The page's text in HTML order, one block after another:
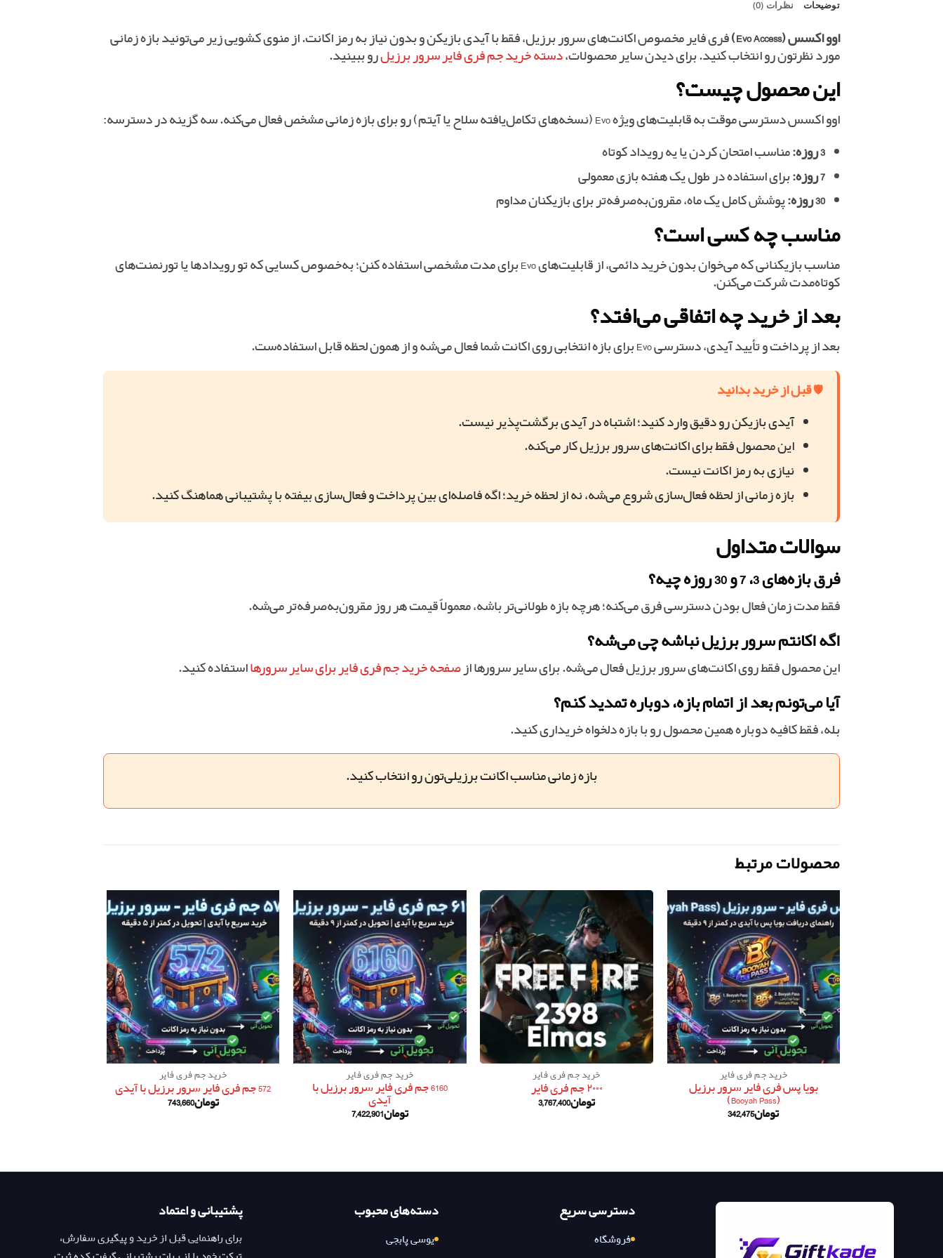
توضیحات نظرات (0)
اوو اکسس (Evo Access)
فری فایر مخصوص اکانت‌های سرور برزیل، فقط با آیدی بازیکن و بدون نیاز به رمز اکانت. از منوی کشویی زیر می‌تونید بازه زمانی
مورد نظرتون رو انتخاب کنید. برای دیدن سایر محصولات،دسته خرید جم فری فایر سرور برزیلرو ببینید.
این محصول چیست؟
اوو اکسس دسترسی موقت به قابلیت‌های ویژه Evo (نسخه‌های تکامل‌یافته سلاح یا آیتم) رو برای بازه زمانی مشخص فعال می‌کنه. سه گزینه در دسترسه:
3 روزه:
مناسب امتحان کردن یا یه رویداد کوتاه
7 روزه:
برای استفاده در طول یک هفته بازی معمولی
30 روزه:
پوشش کامل یک ماه، مقرون‌به‌صرفه‌تر برای بازیکنان مداوم
مناسب چه کسی است؟
مناسب بازیکنانی که می‌خوان بدون خرید دائمی، از قابلیت‌های Evo برای مدت مشخصی استفاده کنن؛ به‌خصوص کسایی که تو رویدادها یا تورنمنت‌های
کوتاه‌مدت شرکت می‌کنن.
بعد از خرید چه اتفاقی می‌افتد؟
بعد از پرداخت و تأیید آیدی، دسترسی Evo برای بازه انتخابی روی اکانت شما فعال می‌شه و از همون لحظه قابل استفاده‌ست.
🛡 قبل از خرید بدانید
آیدی بازیکن رو دقیق وارد کنید؛ اشتباه در آیدی برگشت‌پذیر نیست.
این محصول فقط برای اکانت‌های سرور برزیل کار می‌کنه.
نیازی به رمز اکانت نیست.
بازه زمانی از لحظه فعال‌سازی شروع می‌شه، نه از لحظه خرید؛ اگه فاصله‌ای بین پرداخت و فعال‌سازی بیفته با پشتیبانی هماهنگ کنید.
سوالات متداول
فرق بازه‌های 3، 7 و 30 روزه چیه؟
فقط مدت زمان فعال بودن دسترسی فرق می‌کنه؛ هرچه بازه طولانی‌تر باشه، معمولاً قیمت هر روز مقرون‌به‌صرفه‌تر می‌شه.
اگه اکانتم سرور برزیل نباشه چی می‌شه؟
این محصول فقط روی اکانت‌های سرور برزیل فعال می‌شه. برای سایر سرورها از صفحه خرید جم فری فایر برای سایر سرورهااستفاده کنید.
آیا می‌تونم بعد از اتمام بازه، دوباره تمدید کنم؟
بله، فقط کافیه دوباره همین محصول رو با بازه دلخواه خریداری کنید.
بازه زمانی مناسب اکانت برزیلی‌تون رو انتخاب کنید.
محصولات مرتبط
خرید جم فری فایر
بویا پس فری فایر سرور برزیل
(Booyah Pass)
تومان342,475
خرید جم فری فایر
۲۰۰۰ جم فری فایر
تومان3,767,400
خرید جم فری فایر
6160 جم فری فایر سرور برزیل با
آیدی
تومان7,422,901
خرید جم فری فایر
572 جم فری فایر سرور برزیل با آیدی
تومان743,660
دسترسی سریع
فروشگاه
دسته‌های محبوب
یوسی پابجی
پشتیبانی و اعتماد
برای راهنمایی قبل از خرید و پیگیری سفارش،